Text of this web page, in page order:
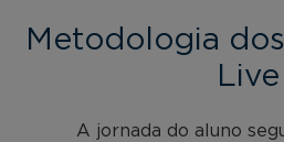
Metodologia
Live
A jornada do aluno